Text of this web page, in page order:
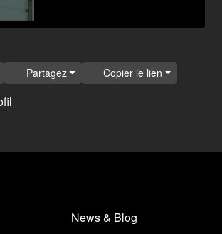
Partagez Copier le lien
News & Blog